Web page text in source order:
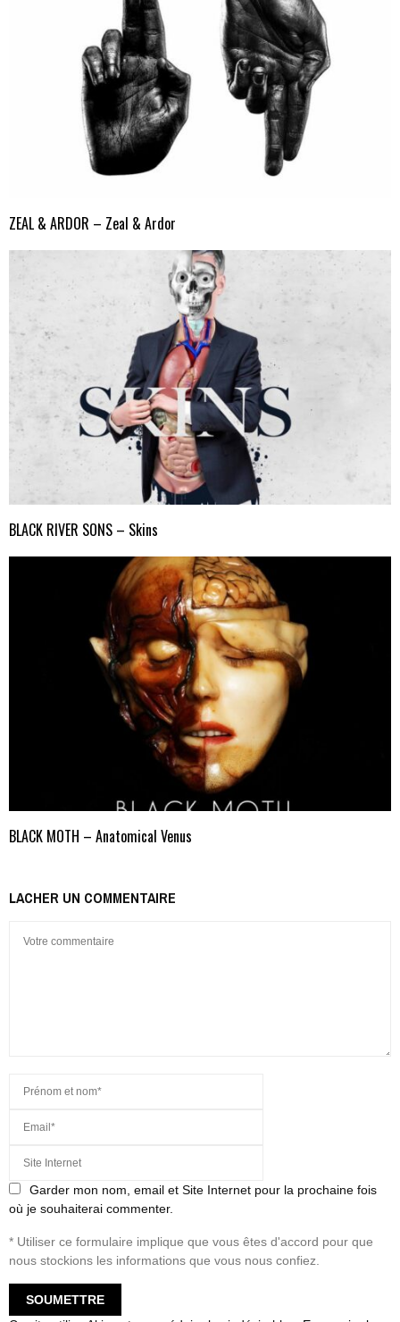
ZEAL & ARDOR – Zeal & Ardor
BLACK RIVER SONS – Skins
BLACK MOTH – Anatomical Venus
LACHER UN COMMENTAIRE
Garder mon nom, email et Site Internet pour la prochaine fois
où je souhaiterai commenter.
* Utiliser ce formulaire implique que vous êtes d'accord pour que
nous stockions les informations que vous nous confiez.